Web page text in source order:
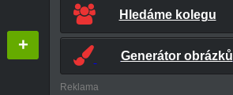
+
Hledáme kolegu
Generátor obrázků
Reklama